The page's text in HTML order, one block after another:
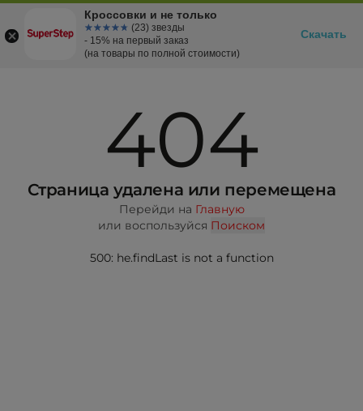
404
Страница удалена или перемещена
Перейди на Главную
или воспользуйся Поиском
500: he.findLast is not a function
Кроссовки и не только
☆☆☆☆☆
★★★★★ (23) звезды
- 15% на первый заказ
(на товары по полной стоимости)
Скачать